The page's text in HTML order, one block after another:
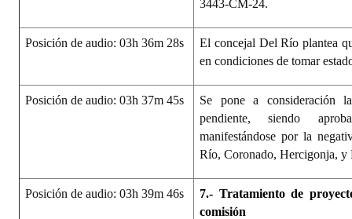
3443-CM-24.
Posición de audio: 03h 36m 28s
El concejal Del Río plantea
en condiciones de tomar
Posición de audio: 03h 37m 45s
Se pone a consideración
pendiente, siendo
manifestándose por la
Río, Coronado, Hercigonja, y
Posición de audio: 03h 39m 46s 7.- Tratamiento de
comisión